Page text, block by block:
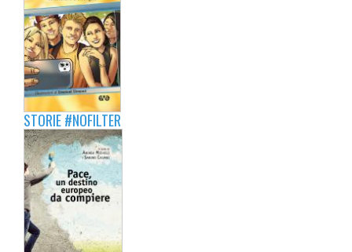
STORIE #NOFILTER